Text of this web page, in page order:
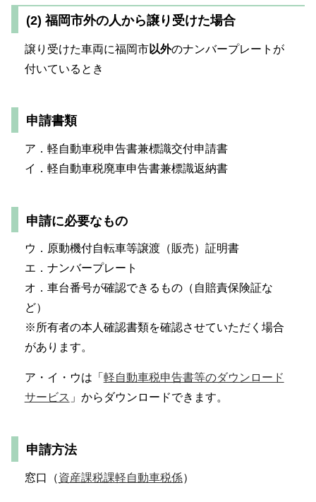
(2) 福岡市外の人から譲り受けた場合
譲り受けた車両に福岡市以外のナンバープレートが
付いているとき
申請書類
ア．軽自動車税申告書兼標識交付申請書
イ．軽自動車税廃車申告書兼標識返納書
申請に必要なもの
ウ．原動機付自転車等譲渡（販売）証明書
エ．ナンバープレート
オ．車台番号が確認できるもの（自賠責保険証な
ど）
※所有者の本人確認書類を確認させていただく場合
があります。
ア・イ・ウは「 軽自動車税申告書等のダウンロード
サービス 」からダウンロードできます。
申請方法
窓口（資産課税課軽自動車税係）